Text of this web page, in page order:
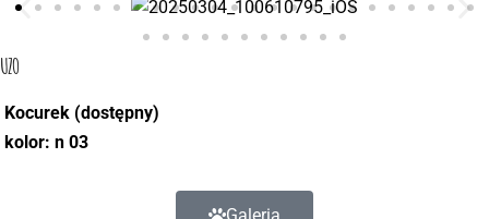
UZO
Kocurek (dostępny)
kolor: n 03
Galeria